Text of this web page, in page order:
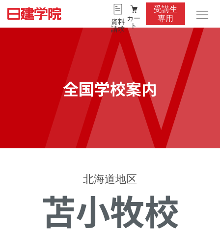
資料
請求
カー
ト
受講生
専用
全国学校案内
北海道地区
苫小牧校